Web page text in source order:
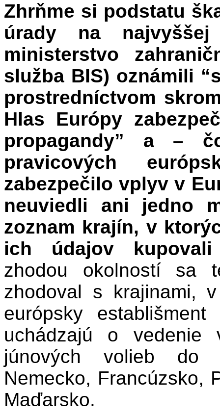
Zhrňme si podstatu
úrady na
ministerstvo
služba BIS) oznámili
prostredníctvom
Hlas Európy
propagandy” a –
pravicových
zabezpečilo vplyv v
neuviedli ani jedno
zoznam krajín, v
ich údajov kupovali
zhodou okolností sa
zhodoval s krajinami,
európsky
uchádzajú o vedenie
júnových volieb do
Nemecko, Francúzsko,
Maďarsko.